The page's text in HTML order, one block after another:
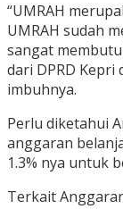
“UMRAH
UMRAH sudah
sangat
dari DPRD Kepri
imbuhnya.
Perlu diketahui
anggaran
1.3% nya untuk
Terkait